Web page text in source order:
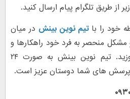
از طریق تلگرام پیام ارسال کنید.
خود را با تیم نوین بینش در میان
مشکل منحصر به فرد خود راهکارها و
تکنیک های بیشتری بیاموزید. تیم نوین بینش به صورت ۲۴
پرسش های شما دوستان عزیز است.